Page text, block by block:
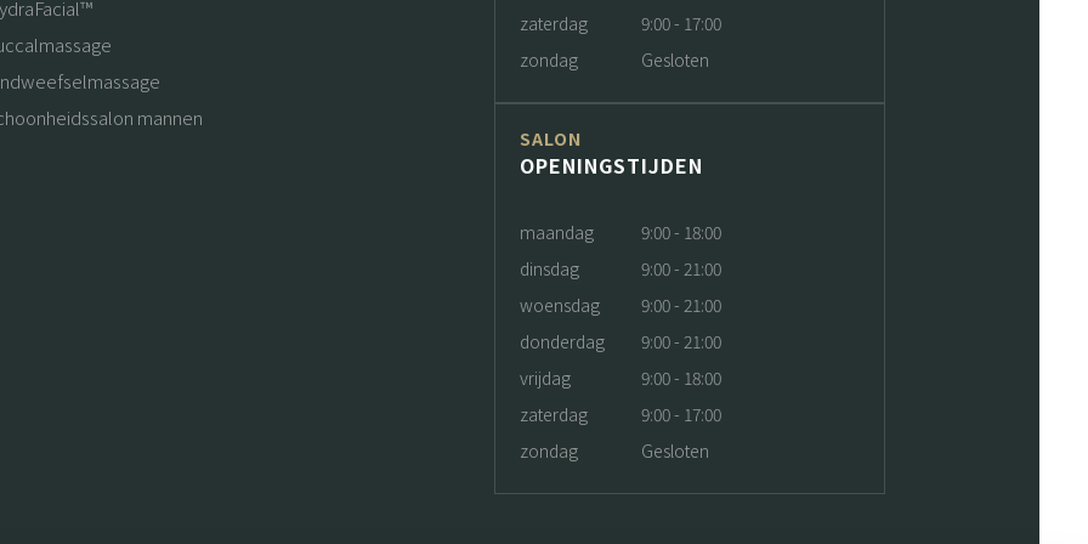
mannen
zaterdag
9:00 - 17:00
zondag
Gesloten
SALON
OPENINGSTIJDEN
maandag
9:00 - 18:00
dinsdag
9:00 - 21:00
woensdag
9:00 - 21:00
donderdag
9:00 - 21:00
vrijdag
9:00 - 18:00
zaterdag
9:00 - 17:00
zondag
Gesloten